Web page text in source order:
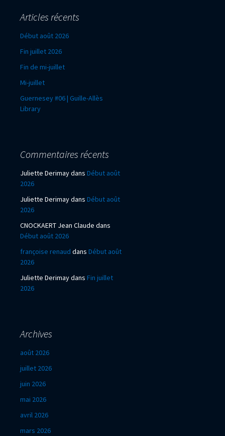
Articles récents
Début août 2026
Fin juillet 2026
Fin de mi-juillet
Mi-juillet
Guernesey #06 | Guille-Allès
Library
Commentaires récents
Juliette Derimaydans Début août
2026
Juliette Derimaydans Début août
2026
CNOCKAERT Jean Claude dans
Début août 2026
françoise renaud dans Début août
2026
Juliette Derimaydans Fin juillet
2026
Archives
août 2026
juillet 2026
juin 2026
mai 2026
avril 2026
mars 2026